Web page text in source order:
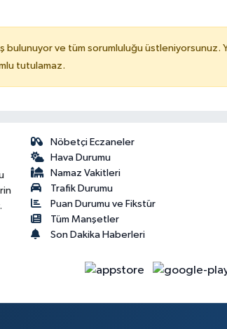
bulunuyor ve tüm sorumluluğu üstleniyorsunuz.
tutulamaz.
Nöbetçi Eczaneler
Hava Durumu
Namaz Vakitleri
Trafik Durumu
Puan Durumu ve Fikstür
Tüm Manşetler
Son Dakika Haberleri